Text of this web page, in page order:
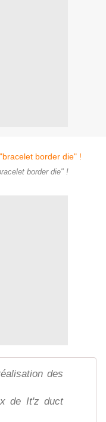
border die" !
des
de It'z duct